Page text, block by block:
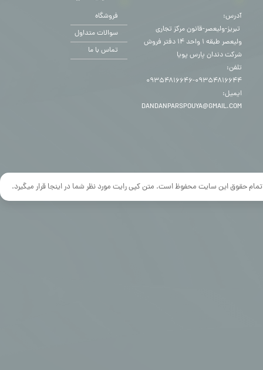
تمام حقوق این سایت محفوظ است. متن کپی رایت مورد نظر شما در اینجا قرار میگیرد.
فروشگاه
سوالات متداول
تماس با ما
آدرس:
​​​​​​​ تبریز-ولیعصر-قانون مرکز تجاری
ولیعصر طبقه ۱ واحد ۱۴ دفتر فروش
شرکت دندان پارس پویا
تلفن:
۰۹۳۵۴۸۱۶۶۴۴-۰۹۳۵۴۸۱۶۶۴۶
ایمیل:
DANDANPARSPOUYA@GMAIL.COM